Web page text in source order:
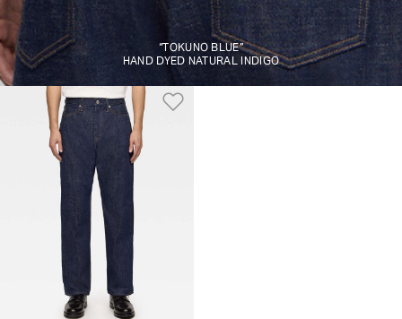
“TOKUNO BLUE”
HAND DYED NATURAL INDIGO
Aggiungi alla Lista dei